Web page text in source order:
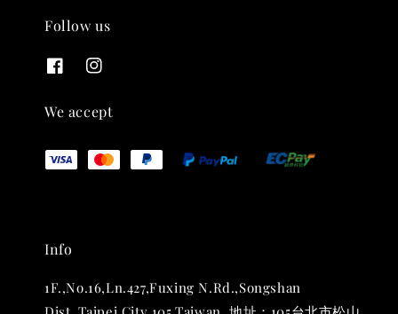
THT 九週年紀念 T-shirt
NT$ 880
加入購物車
Follow us
We accept
Info
1F.,No.16,Ln.427,Fuxing N.Rd.,Songshan